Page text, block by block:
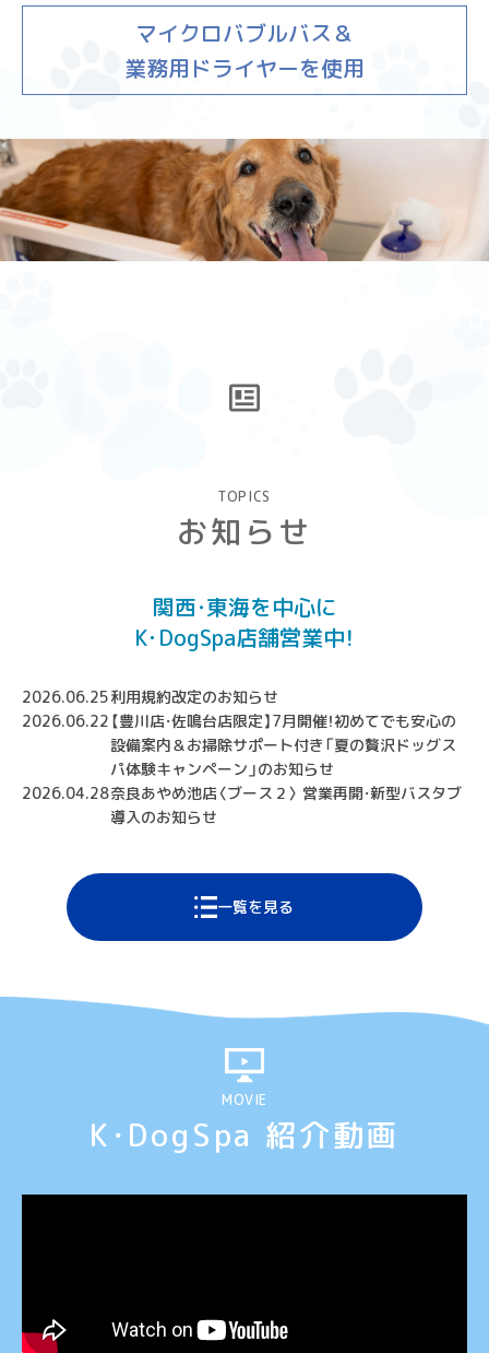
マイクロバブルバス＆
業務用ドライヤーを使用
TOPICS
お知らせ
関西・東海を中心に
K･DogSpa店舗営業中！
2026.06.25利用規約改定のお知らせ
2026.06.22 【豊川店・佐鳴台店限定】7月開催！初めてでも安心の
設備案内＆お掃除サポート付き「夏の贅沢ドッグス
パ体験キャンペーン」のお知らせ
2026.04.28奈良あやめ池店〈ブース２〉 営業再開・新型バスタブ
導入のお知らせ
一覧を見る
MOVIE
K・DogSpa 紹介動画